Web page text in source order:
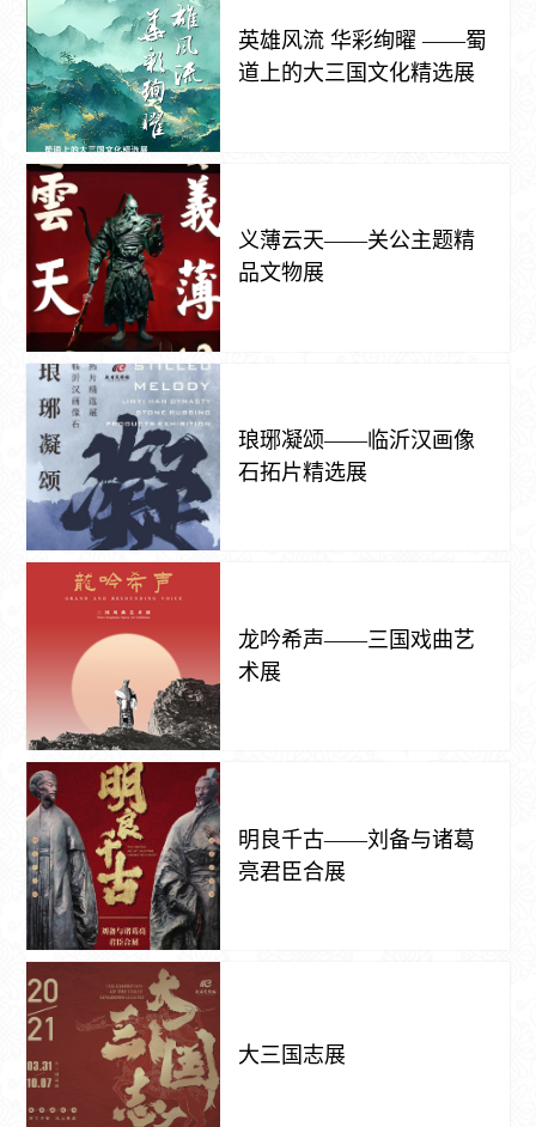
英雄风流 华彩绚曜 ——蜀
道上的大三国文化精选展
义薄云天——关公主题精
品文物展
琅琊凝颂——临沂汉画像
石拓片精选展
龙吟希声——三国戏曲艺
术展
明良千古——刘备与诸葛
亮君臣合展
大三国志展